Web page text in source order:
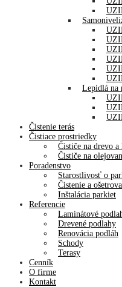
Lepidlá na
Čistenie terás
Čistiace prostriedky
Čističe na drevo a
Čističe na
Poradenstvo
Starostlivosť o
Čistenie a
Inštalácia parkiet
Referencie
Laminátové
Drevené podlahy
Renovácia podláh
Schody
Terasy
Cenník
O firme
Kontakt